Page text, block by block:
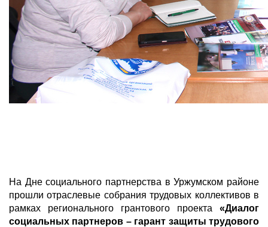
На Дне социального партнерства в Уржумском районе
прошли отраслевые собрания трудовых коллективов в
рамках регионального грантового проекта «Диалог
социальных партнеров – гарант защиты трудового